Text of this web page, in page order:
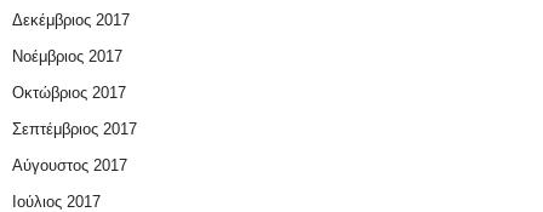
Δεκέμβριος 2017
Νοέμβριος 2017
Οκτώβριος 2017
Σεπτέμβριος 2017
Αύγουστος 2017
Ιούλιος 2017